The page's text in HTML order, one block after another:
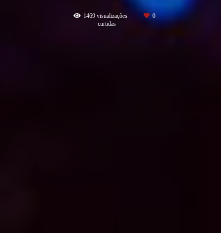
1469visualizações
0
curtidas